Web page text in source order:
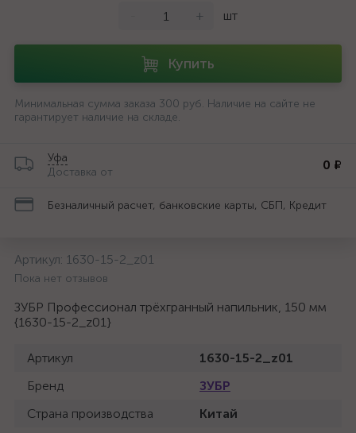
+ шт
Купить
Минимальная сумма заказа 300 руб. Наличие на сайте не
гарантирует наличие на складе.
Уфа
Доставка от
0 ₽
Безналичный расчет, банковские карты, СБП, Кредит
Артикул: 1630-15-2_z01
Пока нет отзывов
ЗУБР Профессионал трёхгранный напильник, 150 мм
{1630-15-2_z01}
Артикул
1630-15-2_z01
Бренд
ЗУБР
Страна производства
Китай